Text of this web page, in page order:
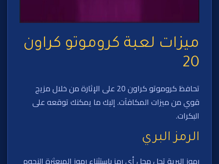
ميزات لعبة كروموتو كراون
20
تحافظ كروموتو كراون 20 على الإثارة من خلال مزيج
قوي من ميزات المكافآت. إليك ما يمكنك توقعه على
البكرات.
الرمز البري
رموز البرية تحل محل أي رمز باستثناء رموز المبعثرة النجوم